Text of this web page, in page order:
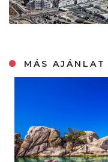
MÁS AJÁNLAT